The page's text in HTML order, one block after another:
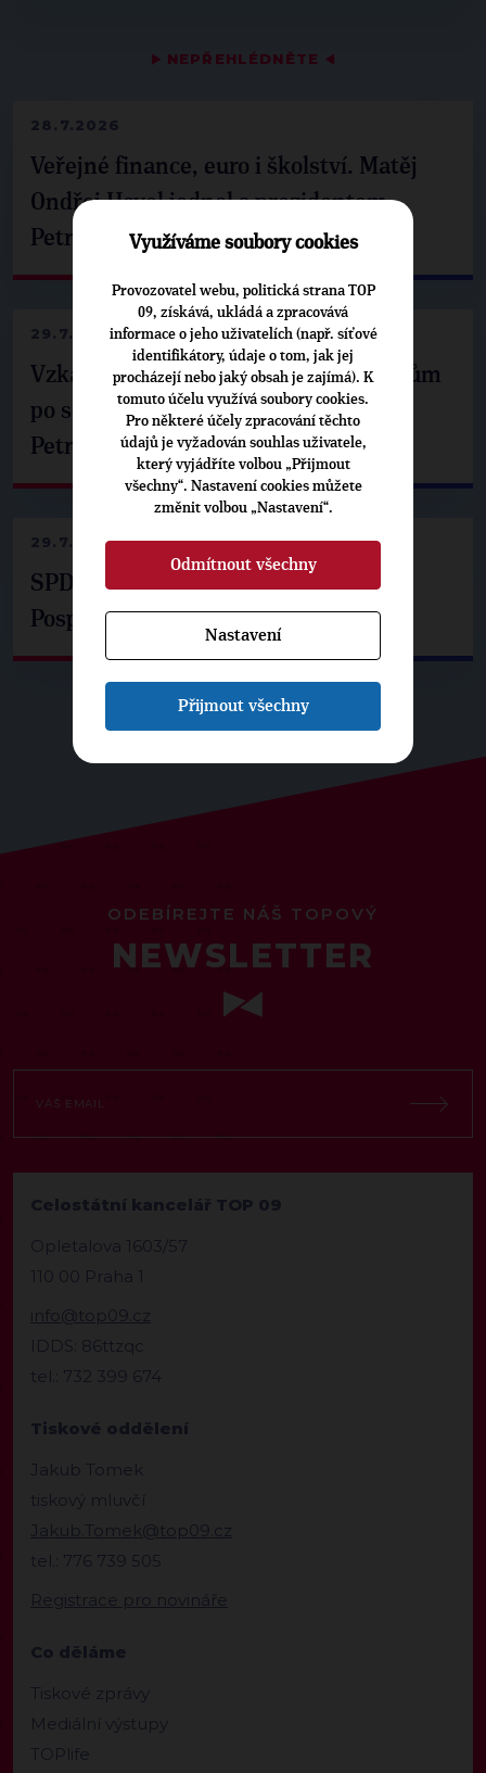
▶ NEPŘEHLÉDNĚTE ◀
28.7.2026
Veřejné finance, euro i školství. Matěj
Ondřej Havel jednal s prezidentem
Petrem Pavlem
29.7.2026
Vzkaz Matěje Ondřeje Havla příznivcům
po setkání s prezidentem republiky
Petrem Pavlem
29.7.2026
SPD už není ve zprávě o extremismu.
Pospíšil: Je tu pachuť
ODEBÍREJTE NÁŠ TOPOVÝ
NEWSLETTER
Celostátní kancelář TOP 09
Opletalova 1603/57
110 00 Praha 1
info@top09.cz
IDDS: 86ttzqc
tel.: 732 399 674
Tiskové oddělení
Jakub Tomek
tiskový mluvčí
Jakub.Tomek@top09.cz
tel.: 776 739 505
Registrace pro novináře
Co děláme
Tiskové zprávy
Mediální výstupy
TOPlife
Využíváme soubory cookies
Provozovatel webu, politická strana TOP
09, získává, ukládá a zpracovává
informace o jeho uživatelích (např. síťové
identifikátory, údaje o tom, jak jej
procházejí nebo jaký obsah je zajímá). K
tomuto účelu využívá soubory cookies.
Pro některé účely zpracování těchto
údajů je vyžadován souhlas uživatele,
který vyjádříte volbou „Přijmout
všechny“. Nastavení cookies můžete
změnit volbou „Nastavení“.
Odmítnout všechny
Nastavení
Přijmout všechny